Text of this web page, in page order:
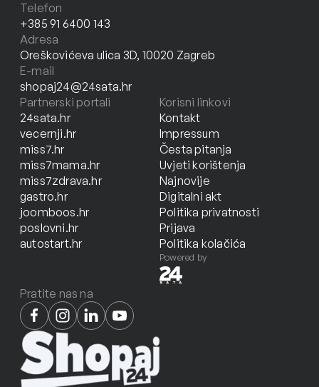
Telefon
+385 91 6400 143
Adresa
Oreškovićeva ulica 3D, 10020 Zagreb
E-mail
shopaj24@24sata.hr
Partnerski portali
24sata.hr
vecernji.hr
miss7.hr
miss7mama.hr
miss7zdrava.hr
gastro.hr
joomboos.hr
poslovni.hr
autostart.hr
Korisni linkovi
Kontakt
Impressum
Česta pitanja
Uvjeti korištenja
Najnovije
Digitalni akt
Politika privatnosti
Prijava
Politika kolačića
Powered by
Pratite nas na